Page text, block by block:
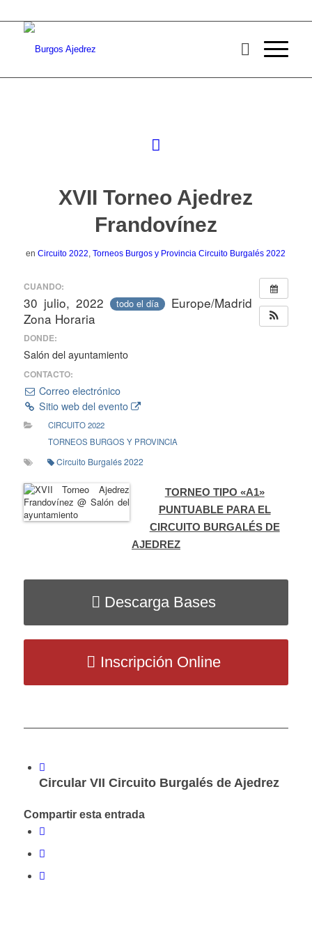
XVII Torneo Ajedrez
Frandovínez
enCircuito 2022,Torneos Burgos y Provincia Circuito Burgalés 2022
CUANDO:
30 julio, 2022 todo el día
Europe/Madrid
Zona Horaria
DONDE:
Salón del ayuntamiento
CONTACTO:
Correo electrónico
Sitio web del evento
CIRCUITO 2022
TORNEOS BURGOS Y PROVINCIA
Circuito Burgalés 2022
TORNEO TIPO «A1»
PUNTUABLE PARA EL
CIRCUITO BURGALÉS DE
AJEDREZ
Descarga Bases
Inscripción Online
Circular VII Circuito Burgalés de Ajedrez
Compartir esta entrada